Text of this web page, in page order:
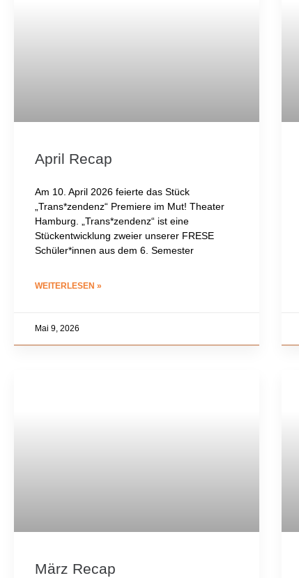
April Recap
Am 10. April 2026 feierte das Stück
„Trans*zendenz“ Premiere im Mut! Theater
Hamburg. „Trans*zendenz“ ist eine
Stückentwicklung zweier unserer FRESE
Schüler*innen aus dem 6. Semester
WEITERLESEN »
Mai 9, 2026
März Recap